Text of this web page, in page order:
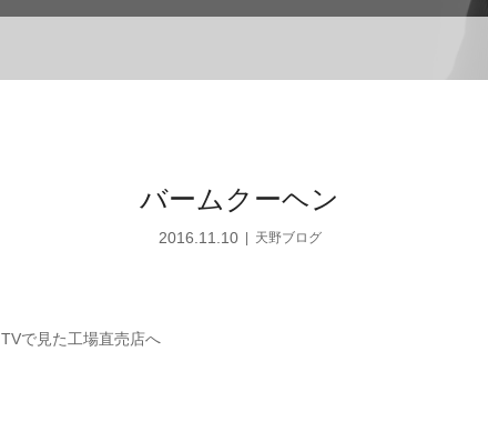
バームクーヘン
2016.11.10 天野ブログ
TVで見た工場直売店へ